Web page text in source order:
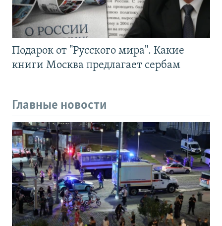
Подарок от "Русского мира". Какие
книги Москва предлагает сербам
Главные новости